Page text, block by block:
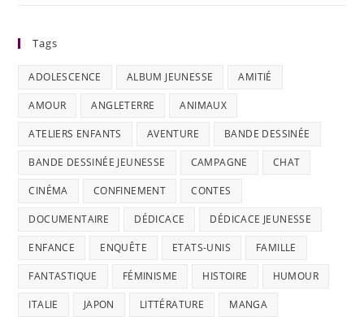
Tags
ADOLESCENCE ALBUM JEUNESSE AMITIÉ
AMOUR ANGLETERRE ANIMAUX
ATELIERS ENFANTS AVENTURE BANDE DESSINÉE
BANDE DESSINÉE JEUNESSE CAMPAGNE CHAT
CINÉMA CONFINEMENT CONTES
DOCUMENTAIRE DÉDICACE DÉDICACE JEUNESSE
ENFANCE ENQUÊTE ETATS-UNIS FAMILLE
FANTASTIQUE FÉMINISME HISTOIRE HUMOUR
ITALIE JAPON LITTÉRATURE MANGA